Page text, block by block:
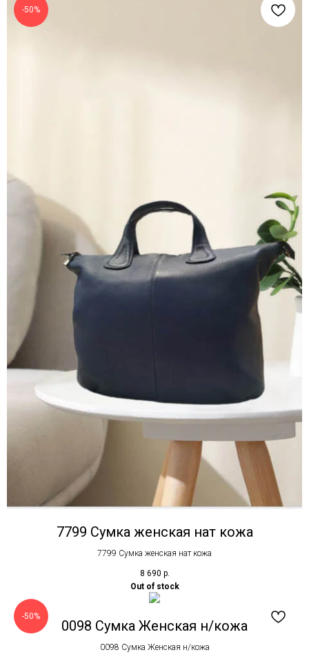
-50%
7799 Сумка женская нат кожа
7799 Сумка женская нат кожа
8 690 р.
Out of stock
-50%
0098 Сумка Женская н/кожа
0098 Сумка Женская н/кожа